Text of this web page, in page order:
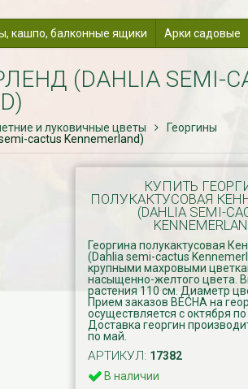
кашпо, балконные ящики Арки садовые
(DAHLIA SEMI-
и луковичные цветы
Георгины
cactus Kennemerland)
КУПИТЬ
ПОЛУКАКТУСОВАЯ
(DAHLIA SEMI-
Георгина полукактусовая
(Dahlia semi-cactus
крупными махровыми
насыщенно-желтого цвета.​
растения 110 см. Диаметр
Прием заказов ВЕСНА на
осуществляется с октября по
Доставка георгин
по май.
АРТИКУЛ: 17382
В наличии